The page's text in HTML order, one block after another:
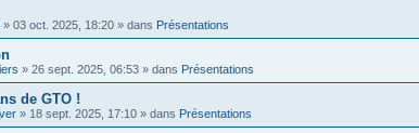
» 03 oct. 2025, 18:20 » dans Présentations
» 26 sept. 2025, 06:53 » dans Présentations
de GTO !
» 18 sept. 2025, 17:10 » dans Présentations